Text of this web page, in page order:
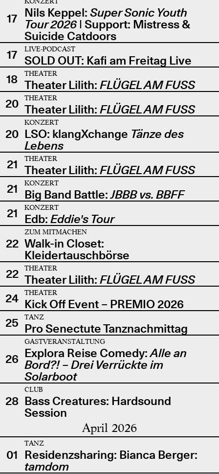
17 Nils Keppel: Super Sonic Youth
Tour 2026| Support: Mistress &
Suicide Catdoors
17
LIVE-PODCAST
SOLD OUT: Kafi am Freitag Live
18
THEATER
Theater Lilith: FLÜGEL AM FUSS
20
THEATER
Theater Lilith: FLÜGEL AM FUSS
20
KONZERT
LSO: klangXchange Tänze des
Lebens
21
THEATER
Theater Lilith: FLÜGEL AM FUSS
21
KONZERT
Big Band Battle:JBBB vs. BBFF
21
KONZERT
Edb: Eddie's Tour
22
ZUM MITMACHEN
Walk-in Closet:
Kleidertauschbörse
22
THEATER
Theater Lilith: FLÜGEL AM FUSS
24
THEATER
Kick Off Event – PREMIO 2026
25
TANZ
Pro Senectute Tanznachmittag
26
GASTVERANSTALTUNG
Explora Reise Comedy:Alle an
Bord?! – Drei Verrückte im
Solarboot
28
CLUB
Bass Creatures: Hardsound
Session
April 2026
01
TANZ
Residenzsharing: Bianca Berger:
tamdom